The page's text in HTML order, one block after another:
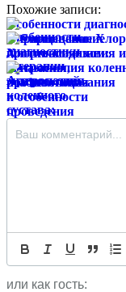
Похожие записи:
Особенности
Спринцевание
противопоказания
Артроскопия
реабилитация
или как гость: